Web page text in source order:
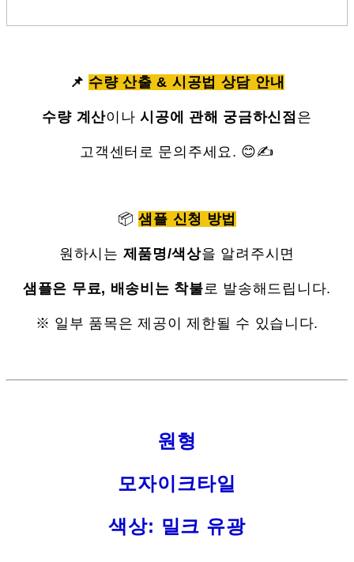
📌 수량 산출 & 시공법 상담 안내
수량 계산이나시공에 관해 궁금하신점 은
고객센터로 문의주세요. 😊✍
📦샘플 신청 방법
원하시는 제품명/색상을 알려주시면
샘플은 무료, 배송비는 착불로 발송해드립니다.
※ 일부 품목은 제공이 제한될 수 있습니다.
원형
모자이크타일
색상: 밀크 유광